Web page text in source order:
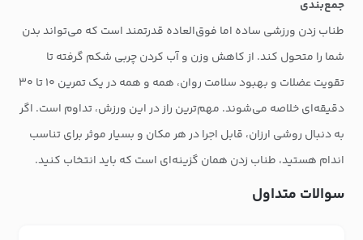
جمع‌بندی
طناب زدن ورزشی ساده اما فوق‌العاده قدرتمند است که می‌تواند بدن
شما را متحول کند. از کاهش وزن و آب کردن چربی شکم گرفته تا
تقویت عضلات و بهبود سلامت روان، همه و همه در یک تمرین ۱۰ تا ۳۰
دقیقه‌ای خلاصه می‌شوند. مهم‌ترین راز در این ورزش، تداوم است. اگر
به دنبال روشی ارزان، قابل اجرا در هر مکان و بسیار موثر برای تناسب
اندام هستید، طناب زدن همان گزینه‌ای است که باید انتخاب کنید.
سوالات متداول